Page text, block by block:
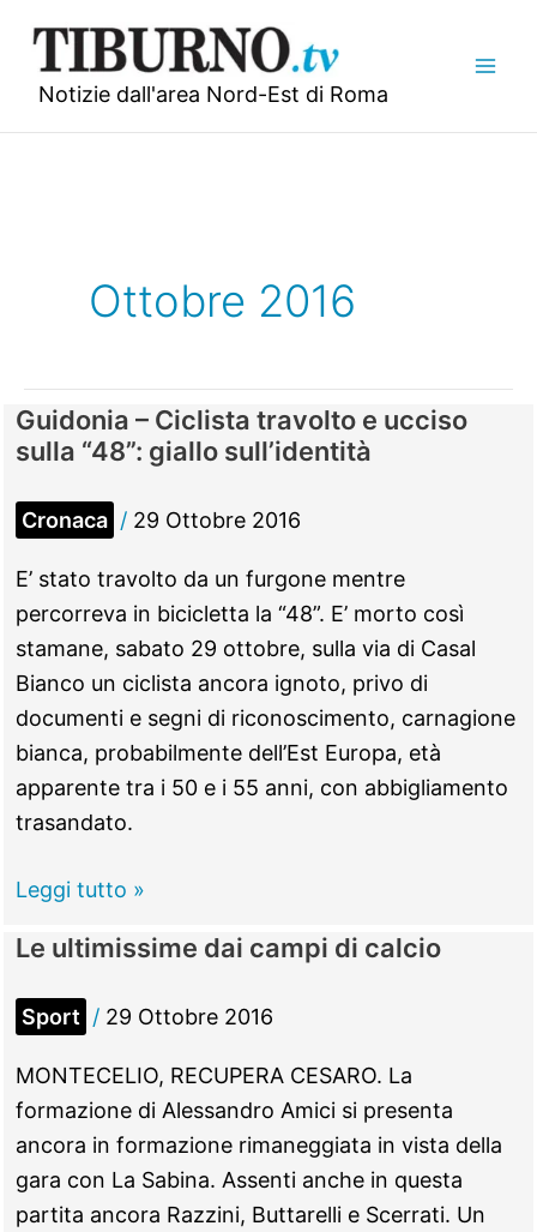
contenuto
Notizie dall'area Nord-Est di Roma
Ottobre 2016
Guidonia – Ciclista travolto e ucciso
sulla “48”: giallo sull’identità
Cronaca / 29 Ottobre 2016
E’ stato travolto da un furgone mentre
percorreva in bicicletta la “48”. E’ morto così
stamane, sabato 29 ottobre, sulla via di Casal
Bianco un ciclista ancora ignoto, privo di
documenti e segni di riconoscimento, carnagione
bianca, probabilmente dell’Est Europa, età
apparente tra i 50 e i 55 anni, con abbigliamento
trasandato.
Guidonia
Ciclista
travolto
e
ucciso
sulla
sull’identità
Leggi tutto »
Le ultimissime dai campi di calcio
Sport / 29 Ottobre 2016
MONTECELIO, RECUPERA CESARO. La
formazione di Alessandro Amici si presenta
ancora in formazione rimaneggiata in vista della
gara con La Sabina. Assenti anche in questa
partita ancora Razzini, Buttarelli e Scerrati. Un